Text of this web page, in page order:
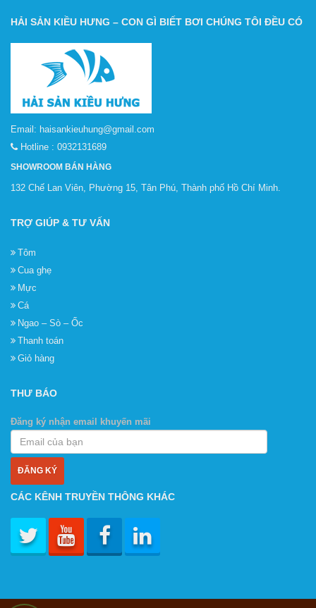
HẢI SẢN KIỀU HƯNG – CON GÌ BIẾT BƠI CHÚNG TÔI ĐỀU CÓ
Email: haisankieuhung@gmail.com
Hotline : 0932131689
SHOWROOM BÁN HÀNG
132 Chế Lan Viên, Phường 15, Tân Phú, Thành phố Hồ Chí Minh.
TRỢ GIÚP & TƯ VẤN
Tôm
Cua ghẹ
Mực
Cá
Ngao – Sò – Ốc
Thanh toán
Giỏ hàng
THƯ BÁO
Đăng ký nhận email khuyến mãi
CÁC KÊNH TRUYỀN THÔNG KHÁC